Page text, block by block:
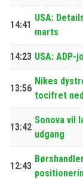
14:41
USA:
marts
14:23 USA:
13:56
Nikes
tocifret
13:42
Sonova vil
udgang
12:43